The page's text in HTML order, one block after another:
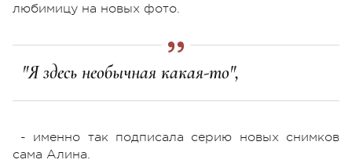
любимицу на новых фото.
"Я здесь необычная какая-то",
- именно так подписала серию новых снимков
сама Алина.